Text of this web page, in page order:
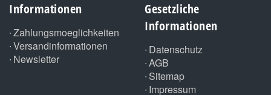
Informationen
Zahlungsmoeglichkeiten
Versandinformationen
Newsletter
Gesetzliche
Informationen
Datenschutz
AGB
Sitemap
Impressum